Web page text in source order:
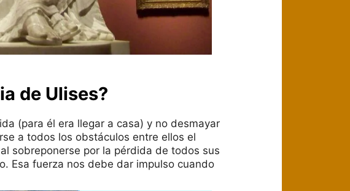
de Ulises?
(para él era llegar a casa) y no desmayar
a todos los obstáculos entre ellos el
sobreponerse por la pérdida de todos sus
Esa fuerza nos debe dar impulso cuando